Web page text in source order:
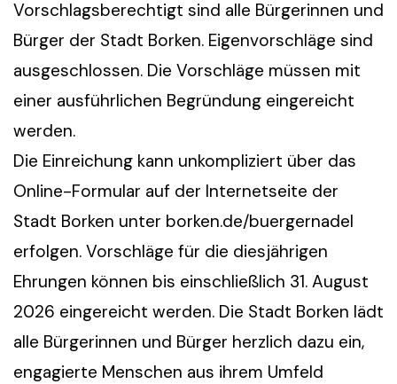
Vorschlagsberechtigt sind alle Bürgerinnen und
Bürger der Stadt Borken. Eigenvorschläge sind
ausgeschlossen. Die Vorschläge müssen mit
einer ausführlichen Begründung eingereicht
werden.
Die Einreichung kann unkompliziert über das
Online-Formular auf der Internetseite der
Stadt Borken unter borken.de/buergernadel
erfolgen. Vorschläge für die diesjährigen
Ehrungen können bis einschließlich 31. August
2026 eingereicht werden. Die Stadt Borken lädt
alle Bürgerinnen und Bürger herzlich dazu ein,
engagierte Menschen aus ihrem Umfeld